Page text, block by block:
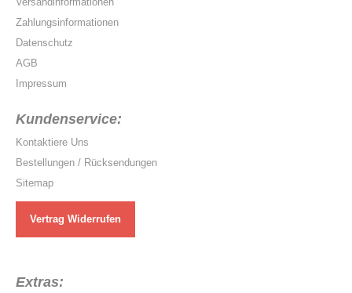
Zahlungsinformationen
Datenschutz
AGB
Impressum
Kundenservice:
Kontaktiere Uns
Bestellungen / Rücksendungen
Sitemap
Vertrag Widerrufen
Extras: